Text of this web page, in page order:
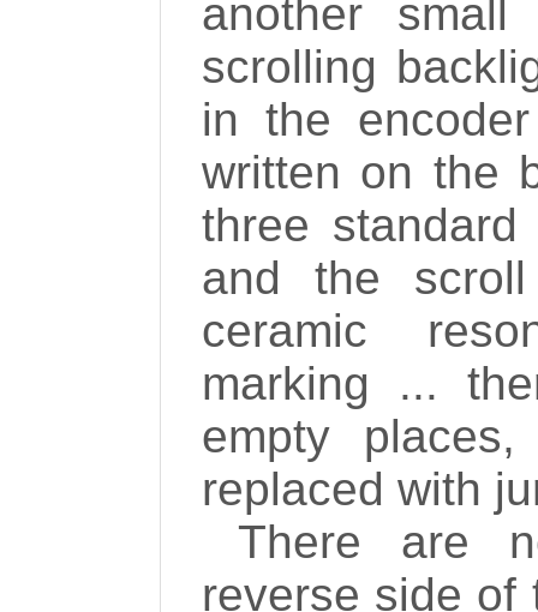
another
scrolling
in the
written on the
three
and the
ceramic
marking ...
empty
replaced with
There are
reverse side of